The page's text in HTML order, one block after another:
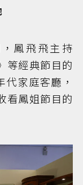
鳳飛飛主持
等經典節目的
家庭客廳，
看鳳姐節目的